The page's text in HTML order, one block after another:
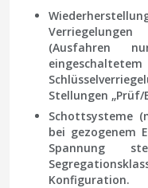
Verriegelungen
(Ausfahren
Stellungen „Prüf/
Schottsysteme
bei gezogenem
Spannung
Konfiguration.